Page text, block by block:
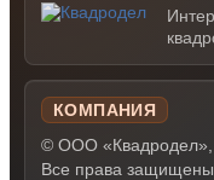
КОМПАНИЯ
© ООО «Квадродел»,
Все права защищены.